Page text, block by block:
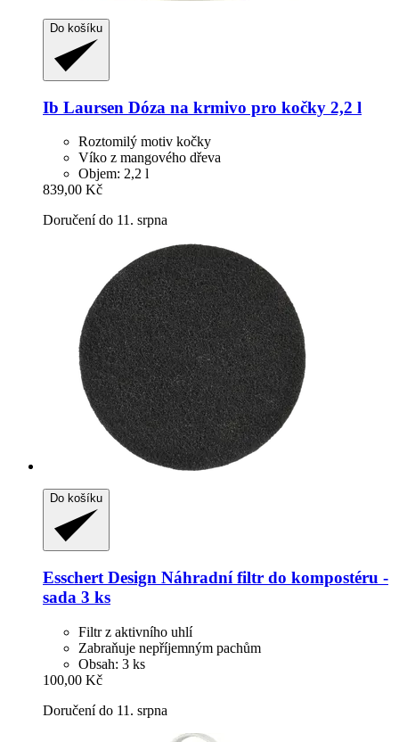
Do košíku
Ib Laursen Dóza na krmivo pro kočky 2,2 l
Roztomilý motiv kočky
Víko z mangového dřeva
Objem: 2,2 l
839,00 Kč
Doručení do 11. srpna
Do košíku
Esschert Design Náhradní filtr do kompostéru -​
sada 3 ks
Filtr z aktivního uhlí
Zabraňuje nepříjemným pachům
Obsah: 3 ks
100,00 Kč
Doručení do 11. srpna